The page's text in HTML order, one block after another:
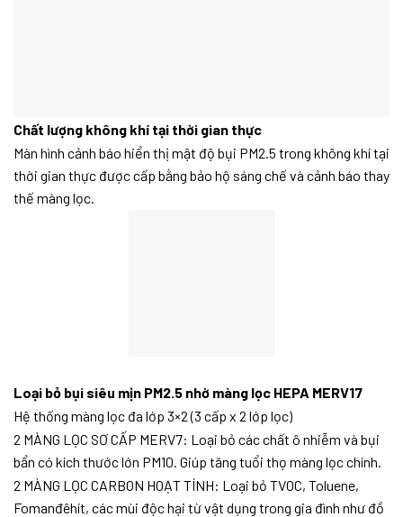
Chất lượng không khí tại thời gian thực
Màn hình cảnh báo hiển thị mật độ bụi PM2.5 trong không khí tại
thời gian thực được cấp bằng bảo hộ sáng chế và cảnh báo thay
thế màng lọc.
Loại bỏ bụi siêu mịn PM2.5 nhờ màng lọc HEPA MERV17
Hệ thống màng lọc đa lớp 3×2 (3 cấp x 2 lớp lọc)
2 MÀNG LỌC SƠ CẤP MERV7: Loại bỏ các chất ô nhiễm và bụi
bẩn có kích thước lớn PM10. Giúp tăng tuổi thọ màng lọc chính.
2 MÀNG LỌC CARBON HOẠT TÍNH: Loại bỏ TVOC, Toluene,
Fomanđêhít, các mùi độc hại từ vật dụng trong gia đình như đồ